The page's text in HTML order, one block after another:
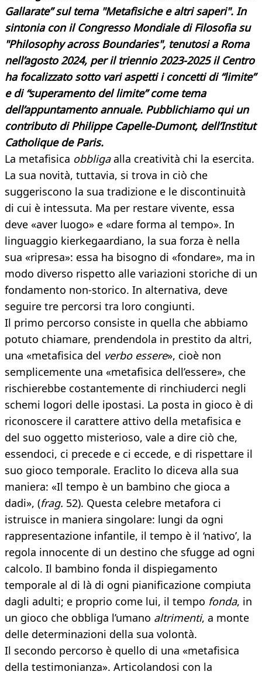
Gallarate” sul tema "Metafisiche e altri saperi". In
sintonia con il Congresso Mondiale di Filosofia su
"Philosophy across Boundaries", tenutosi a Roma
nell’agosto 2024, per il triennio 2023-2025 il Centro
ha focalizzato sotto vari aspetti i concetti di “limite”
e di “superamento del limite” come tema
dell’appuntamento annuale. Pubblichiamo qui un
contributo di Philippe Capelle-Dumont, dell’Institut
Catholique de Paris.
La metafisica obbligaalla creatività chi la esercita.
La sua novità, tuttavia, si trova in ciò che
suggeriscono la sua tradizione e le discontinuità
di cui è intessuta. Ma per restare vivente, essa
deve «aver luogo» e «dare forma al tempo». In
linguaggio kierkegaardiano, la sua forza è nella
sua «ripresa»: essa ha bisogno di «fondare», ma in
modo diverso rispetto alle variazioni storiche di un
fondamento non-storico. In alternativa, deve
seguire tre percorsi tra loro congiunti.
Il primo percorso consiste in quella che abbiamo
potuto chiamare, prendendola in prestito da altri,
una «metafisica del verbo essere», cioè non
semplicemente una «metafisica dell’essere», che
rischierebbe costantemente di rinchiuderci negli
schemi logori delle ipostasi. La posta in gioco è di
riconoscere il carattere attivo della metafisica e
del suo oggetto misterioso, vale a dire ciò che,
essendoci, ci precede e ci eccede, e di rispettare il
suo gioco temporale. Eraclito lo diceva alla sua
maniera: «Il tempo è un bambino che gioca a
dadi», (frag. 52). Questa celebre metafora ci
istruisce in maniera singolare: lungi da ogni
rappresentazione infantile, il tempo è il ‘nativo’, la
regola innocente di un destino che sfugge ad ogni
calcolo. Il bambino fonda il dispiegamento
temporale al di là di ogni pianificazione compiuta
dagli adulti; e proprio come lui, il tempo fonda, in
un gioco che obbliga l’umano altrimenti, a monte
delle determinazioni della sua volontà.
Il secondo percorso è quello di una «metafisica
della testimonianza». Articolandosi con la